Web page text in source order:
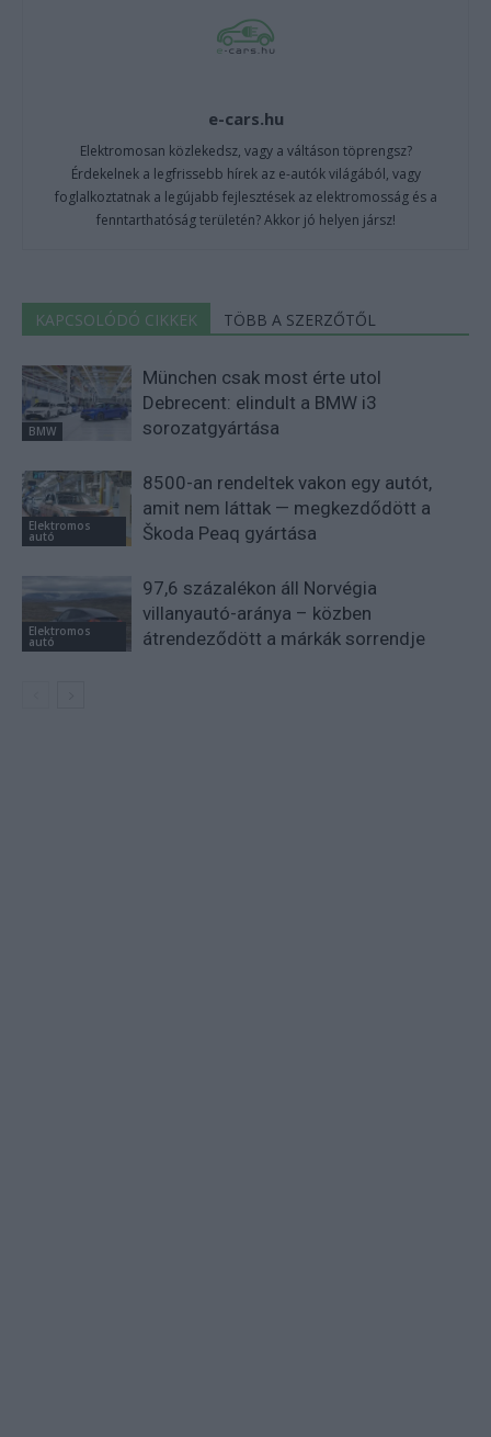
e-cars.hu
Elektromosan közlekedsz, vagy a váltáson töprengsz?
Érdekelnek a legfrissebb hírek az e-autók világából, vagy
foglalkoztatnak a legújabb fejlesztések az elektromosság és a
fenntarthatóság területén? Akkor jó helyen jársz!
KAPCSOLÓDÓ CIKKEK TÖBB A SZERZŐTŐL
BMW
München csak most érte utol
Debrecent: elindult a BMW i3
sorozatgyártása
Elektromos
autó
8500-an rendeltek vakon egy autót,
amit nem láttak — megkezdődött a
Škoda Peaq gyártása
Elektromos
autó
97,6 százalékon áll Norvégia
villanyautó-aránya – közben
átrendeződött a márkák sorrendje